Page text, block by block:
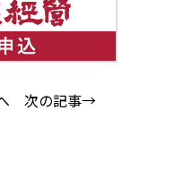
次の記事→